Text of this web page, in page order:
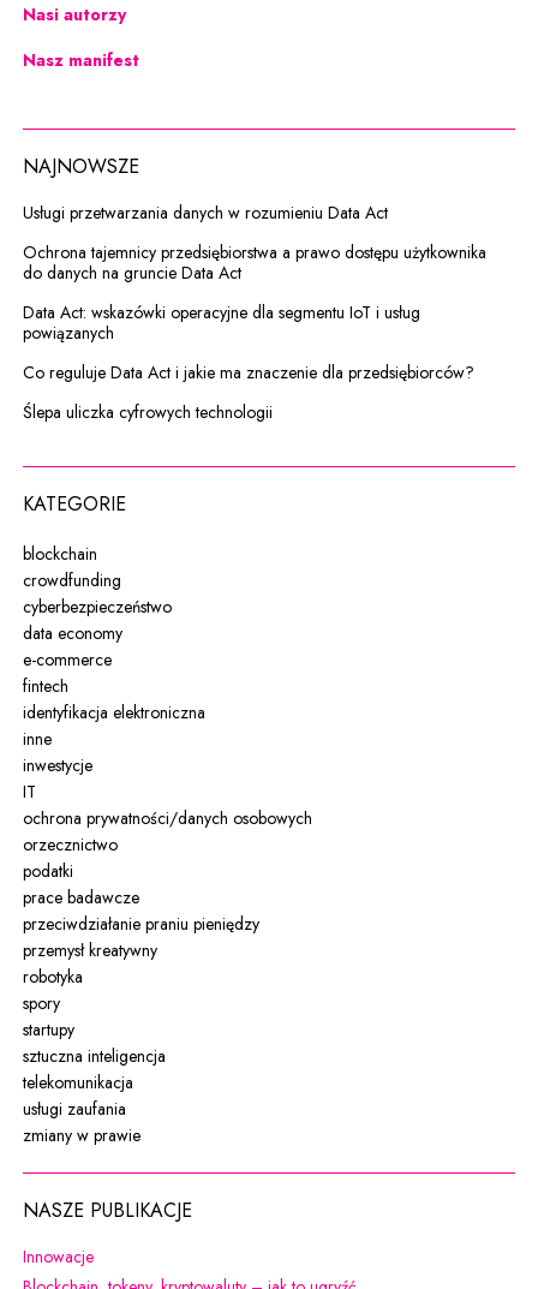
Nasi autorzy
Nasz manifest
NAJNOWSZE
Usługi przetwarzania danych w rozumieniu Data Act
Ochrona tajemnicy przedsiębiorstwa a prawo dostępu użytkownika
do danych na gruncie Data Act
Data Act: wskazówki operacyjne dla segmentu IoT i usług
powiązanych
Co reguluje Data Act i jakie ma znaczenie dla przedsiębiorców?
Ślepa uliczka cyfrowych technologii
KATEGORIE
blockchain
crowdfunding
cyberbezpieczeństwo
data economy
e-commerce
fintech
identyfikacja elektroniczna
inne
inwestycje
IT
ochrona prywatności/danych osobowych
orzecznictwo
podatki
prace badawcze
przeciwdziałanie praniu pieniędzy
przemysł kreatywny
robotyka
spory
startupy
sztuczna inteligencja
telekomunikacja
usługi zaufania
zmiany w prawie
NASZE PUBLIKACJE
InnowacjeUwaga, link zostanie otwarty w nowym oknie